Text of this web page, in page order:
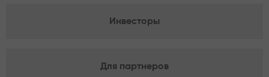
Инвесторы
Для партнеров